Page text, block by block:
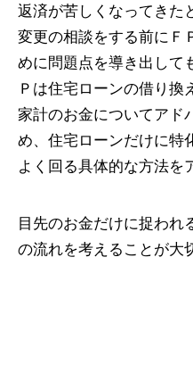
返済が苦しくなってきた
変更の相談をする前にＦ
めに問題点を導き出して
Ｐは住宅ローンの借り換
家計のお金についてアド
め、住宅ローンだけに特
よく回る具体的な方法を
目先のお金だけに捉われ
の流れを考えることが大